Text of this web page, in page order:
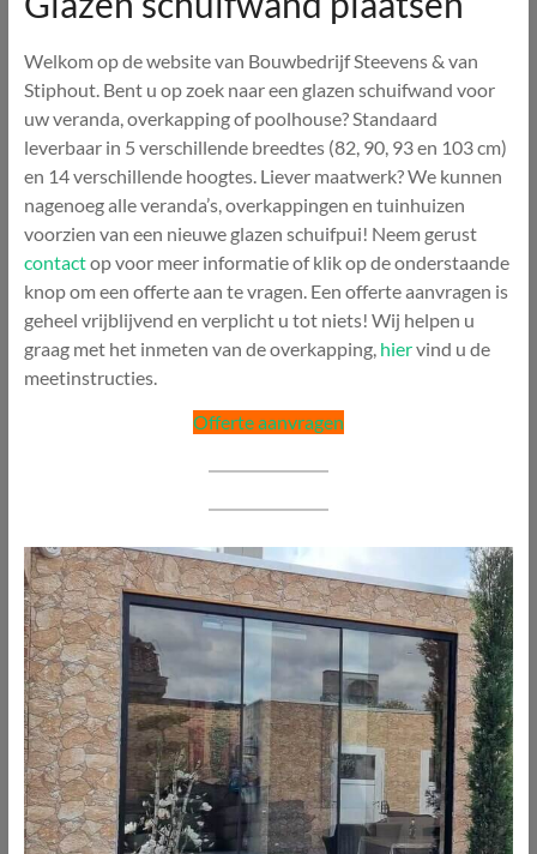
Welkom op de website van Bouwbedrijf Steevens & van
Stiphout. Bent u op zoek naar een glazen schuifwand voor
uw veranda, overkapping of poolhouse? Standaard
leverbaar in 5 verschillende breedtes (82, 90, 93 en 103 cm)
en 14 verschillende hoogtes. Liever maatwerk? We kunnen
nagenoeg alle veranda’s, overkappingen en tuinhuizen
voorzien van een nieuwe glazen schuifpui! Neem gerust
contactop voor meer informatie of klik op de onderstaande
knop om een offerte aan te vragen. Een offerte aanvragen is
geheel vrijblijvend en verplicht u tot niets! Wij helpen u
graag met het inmeten van de overkapping, hiervind u de
meetinstructies.
Offerte aanvragen